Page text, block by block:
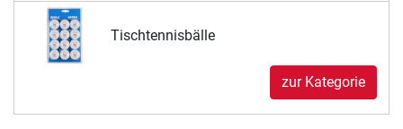
Tischtennisbälle
zur Kategorie